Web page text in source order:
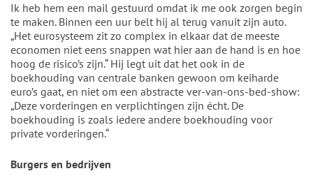
Ik heb hem een mail gestuurd omdat ik me ook zorgen begin
te maken. Binnen een uur belt hij al terug vanuit zijn auto.
„Het eurosysteem zit zo complex in elkaar dat de meeste
economen niet eens snappen wat hier aan de hand is en hoe
hoog de risico’s zijn.“ Hij legt uit dat het ook in de
boekhouding van centrale banken gewoon om keiharde
euro’s gaat, en niet om een abstracte ver-van-ons-bed-show:
„Deze vorderingen en verplichtingen zijn écht. De
boekhouding is zoals iedere andere boekhouding voor
private vorderingen.“
Burgers en bedrijven